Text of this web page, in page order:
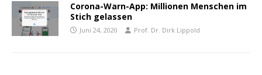
Corona-Warn-App: Millionen Menschen im
Stich gelassen
Juni 24, 2020 Prof. Dr. Dirk Lippold